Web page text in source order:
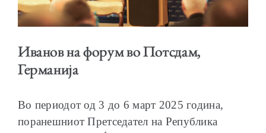
АКТИВНОСТИ
Иванов на форум во Потсдам,
Германија
Во периодот од 3 до 6 март 2025 година,
поранешниот Претседател на Република